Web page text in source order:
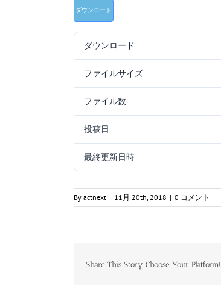
ダウンロード
ダウンロード
ファイルサイズ
ファイル数
投稿日
最終更新日時
By actnext | 11月 20th, 2018 | 0 コメント
Share This Story, Choose Your Platform!